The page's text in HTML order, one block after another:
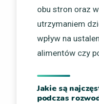
obu stron oraz
utrzymaniem
wpływ na
alimentów czy
Jakie są
podczas